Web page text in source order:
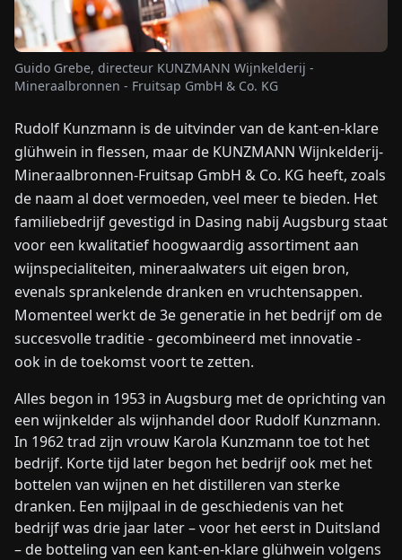
OVER
ONS
NEEM
CONTACT
OP
Guido Grebe, directeur KUNZMANN Wijnkelderij -
Mineraalbronnen - Fruitsap GmbH & Co. KG
Rudolf Kunzmann is de uitvinder van de kant-en-klare
glühwein in flessen, maar de KUNZMANN Wijnkelderij-
Mineraalbronnen-Fruitsap GmbH & Co. KG heeft, zoals
de naam al doet vermoeden, veel meer te bieden. Het
familiebedrijf gevestigd in Dasing nabij Augsburg staat
voor een kwalitatief hoogwaardig assortiment aan
wijnspecialiteiten, mineraalwaters uit eigen bron,
evenals sprankelende dranken en vruchtensappen.
Momenteel werkt de 3e generatie in het bedrijf om de
succesvolle traditie - gecombineerd met innovatie -
ook in de toekomst voort te zetten.
Alles begon in 1953 in Augsburg met de oprichting van
een wijnkelder als wijnhandel door Rudolf Kunzmann.
In 1962 trad zijn vrouw Karola Kunzmann toe tot het
bedrijf. Korte tijd later begon het bedrijf ook met het
bottelen van wijnen en het distilleren van sterke
dranken. Een mijlpaal in de geschiedenis van het
bedrijf was drie jaar later – voor het eerst in Duitsland
– de botteling van een kant-en-klare glühwein volgens